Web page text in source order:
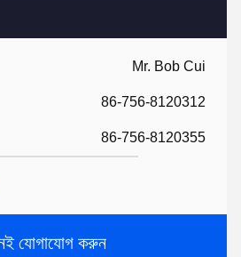
Mr. Bob Cui
86-756-8120312
86-756-8120355
যোগাযোগ করুন